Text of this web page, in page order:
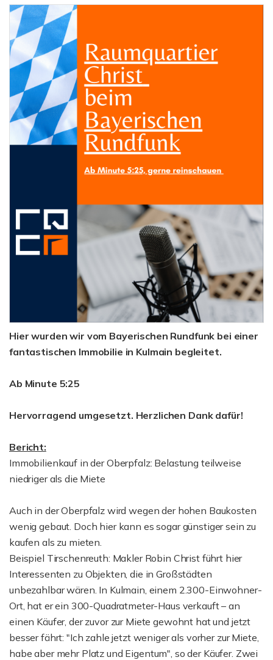
Hier wurden wir vom Bayerischen Rundfunk bei einer
fantastischen Immobilie in Kulmain begleitet.
Ab Minute 5:25
Hervorragend umgesetzt. Herzlichen Dank dafür!
Bericht:
Immobilienkauf in der Oberpfalz: Belastung teilweise
niedriger als die Miete
Auch in der Oberpfalz wird wegen der hohen Baukosten
wenig gebaut. Doch hier kann es sogar günstiger sein zu
kaufen als zu mieten.
Beispiel Tirschenreuth: Makler Robin Christ führt hier
Interessenten zu Objekten, die in Großstädten
unbezahlbar wären. In Kulmain, einem 2.300-Einwohner-
Ort, hat er ein 300-Quadratmeter-Haus verkauft – an
einen Käufer, der zuvor zur Miete gewohnt hat und jetzt
besser fährt: "Ich zahle jetzt weniger als vorher zur Miete,
habe aber mehr Platz und Eigentum", so der Käufer. Zwei